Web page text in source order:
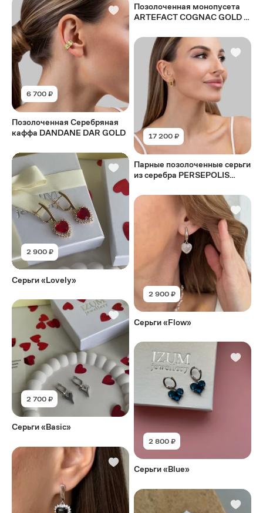
6 700 ₽
Позолоченная Серебряная
каффа DANDANE DAR GOLD
2 900 ₽
Серьги «Lovely»
2 700 ₽
Серьги «Basic»
Позолоченная монопусета
ARTEFACT COGNAC GOLD с
17 200 ₽
Парные позолоченные серьги
из серебра PERSEPOLIS
2 900 ₽
Серьги «Flow»
2 800 ₽
Серьги «Blue»